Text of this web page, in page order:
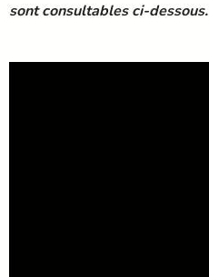
sont consultables ci-dessous.